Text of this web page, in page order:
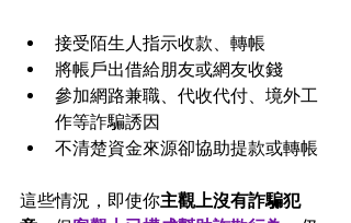
接受陌生人指示收款、轉帳
將帳戶出借給朋友或網友收錢
參加網路兼職、代收代付、境外工
作等詐騙誘因
不清楚資金來源卻協助提款或轉帳
這些情況，即使你主觀上沒有詐騙犯